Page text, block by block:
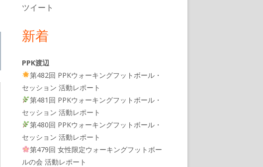
ツイート
新着
PPK渡辺
第482回 PPKウォーキングフットボール・
セッション 活動レポート
第481回 PPKウォーキングフットボール・
セッション 活動レポート
第480回 PPKウォーキングフットボール・
セッション 活動レポート
第479回 女性限定ウォーキングフットボー
ルの会 活動レポート